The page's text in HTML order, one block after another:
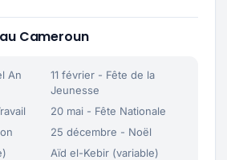
Cameroun
An
11 février - Fête de la
Jeunesse
20 mai - Fête Nationale
25 décembre - Noël
Aïd el-Kebir (variable)